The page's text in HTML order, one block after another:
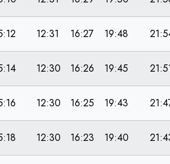
12:31 16:27 19:48
12:30 16:26 19:45
12:30 16:25 19:43
12:30 16:23 19:40